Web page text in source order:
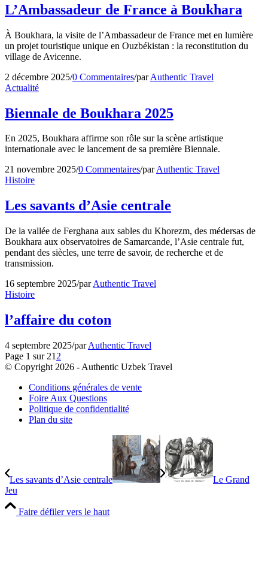
L’Ambassadeur de France à Boukhara
À Boukhara, la visite de l’Ambassadeur de France met en lumière
un projet touristique unique en Ouzbékistan : la reconstitution du
village de Avicenne.
2 décembre 2025/0 Commentaires/parAuthentic Travel
Actualité
Biennale de Boukhara 2025
En 2025, Boukhara affirme son rôle sur la scène artistique
internationale avec le lancement de sa première Biennale.
21 novembre 2025/0 Commentaires/parAuthentic Travel
Histoire
Les savants d’Asie centrale
De la vallée de Ferghana aux sables du Khorezm, des médersas de
Boukhara aux observatoires de Samarcande, l’Asie centrale fut,
pendant des siècles, une terre de savoir, de recherche et de
transmission.
16 septembre 2025/parAuthentic Travel
Histoire
l’affaire du coton
4 septembre 2025/parAuthentic Travel
Page 1 sur 21 2
© Copyright 2026 - Authentic Uzbek Travel
Conditions générales de vente
Foire Aux Questions
Politique de confidentialité
Plan du site
Les savants d’Asie centrale
Le Grand
Jeu
Faire défiler vers le haut